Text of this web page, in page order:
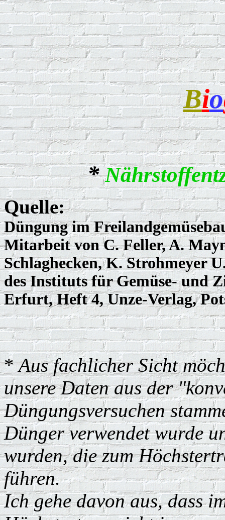
Bio
*
Quelle:
Düngung im
Mitarbeit von C. Feller, A.
Schlaghecken, K. Strohmeyer
des Instituts für Gemüse- und
Erfurt, Heft 4, Unze-Verlag,
*Aus fachlicher Sicht
unsere Daten aus der
Düngungsversuchen
Dünger verwendet wurde
wurden, die zum
führen.
Ich gehe davon aus, dass